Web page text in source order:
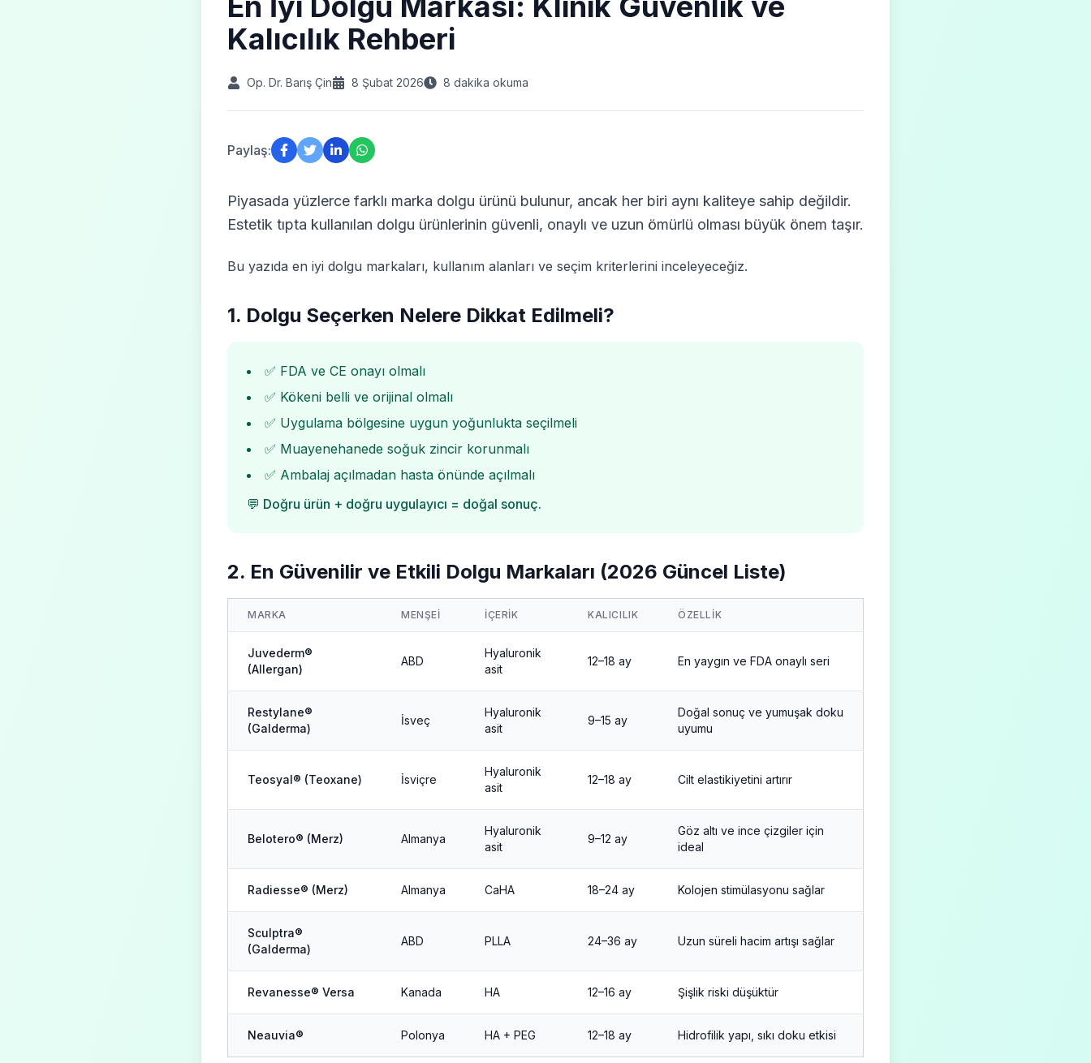
Kalıcılık Rehberi
Op. Dr. Barış Çin 8 Şubat 2026 8 dakika okuma
Paylaş:
Piyasada yüzlerce farklı marka dolgu ürünü bulunur, ancak her biri aynı kaliteye sahip değildir.
Estetik tıpta kullanılan dolgu ürünlerinin güvenli, onaylı ve uzun ömürlü olması büyük önem taşır.
Bu yazıda en iyi dolgu markaları, kullanım alanları ve seçim kriterlerini inceleyeceğiz.
1. Dolgu Seçerken Nelere Dikkat Edilmeli?
✅ FDA ve CE onayı olmalı
✅ Kökeni belli ve orijinal olmalı
✅ Uygulama bölgesine uygun yoğunlukta seçilmeli
✅ Muayenehanede soğuk zincir korunmalı
✅ Ambalaj açılmadan hasta önünde açılmalı
💬 Doğru ürün + doğru uygulayıcı = doğal sonuç.
2. En Güvenilir ve Etkili Dolgu Markaları (2026 Güncel Liste)
MARKA MENŞEI İÇERIK KALICILIK ÖZELLIK
Juvederm®
(Allergan)
ABD
Hyaluronik
asit
12–18 ay En yaygın ve FDA onaylı seri
Restylane®
(Galderma)
İsveç
Hyaluronik
asit
9–15 ay
Doğal sonuç ve yumuşak doku
uyumu
Teosyal® (Teoxane) İsviçre
Hyaluronik
asit
12–18 ay Cilt elastikiyetini artırır
Belotero® (Merz) Almanya
Hyaluronik
asit
9–12 ay
Göz altı ve ince çizgiler için
ideal
Radiesse® (Merz) Almanya CaHA 18–24 ay Kolojen stimülasyonu sağlar
Sculptra®
(Galderma)
ABD PLLA 24–36 ay Uzun süreli hacim artışı sağlar
Revanesse® Versa Kanada HA 12–16 ay Şişlik riski düşüktür
Neauvia® Polonya HA + PEG 12–18 ay Hidrofilik yapı, sıkı doku etkisi